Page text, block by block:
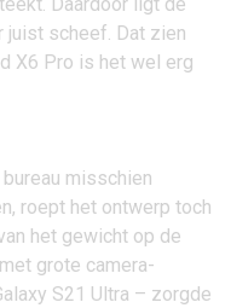
juist scheef. Dat zien
X6 Pro is het wel erg
misschien
roept het ontwerp toch
het gewicht op de
grote camera-
S21 Ultra – zorgde